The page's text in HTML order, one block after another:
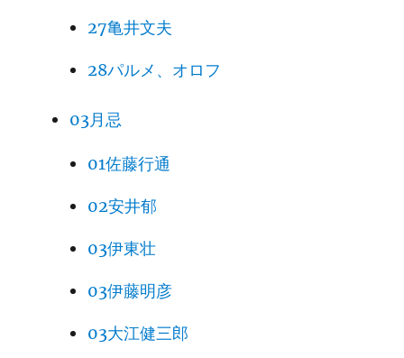
27亀井文夫
28パルメ、オロフ
03月忌
01佐藤行通
02安井郁
03伊東壮
03伊藤明彦
03大江健三郎